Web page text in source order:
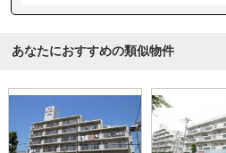
あなたにおすすめの類似物件